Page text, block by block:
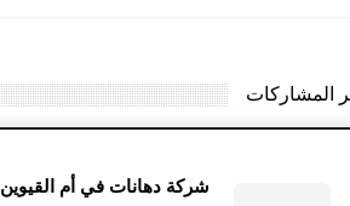
المشاركات
شركة دهانات في أم القيوين